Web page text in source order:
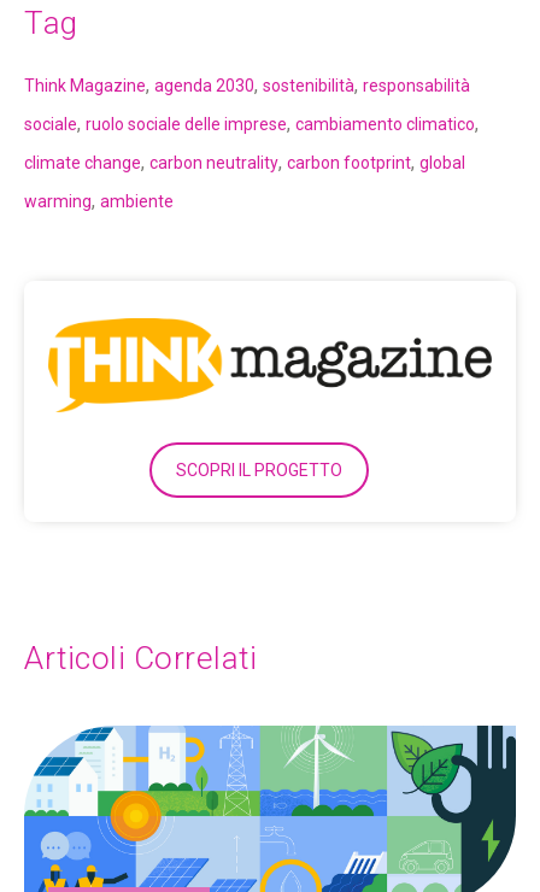
Tag
Think Magazine, agenda 2030, sostenibilità, responsabilità
sociale, ruolo sociale delle imprese, cambiamento climatico,
climate change, carbon neutrality, carbon footprint, global
warming, ambiente
SCOPRI IL PROGETTO
Articoli Correlati